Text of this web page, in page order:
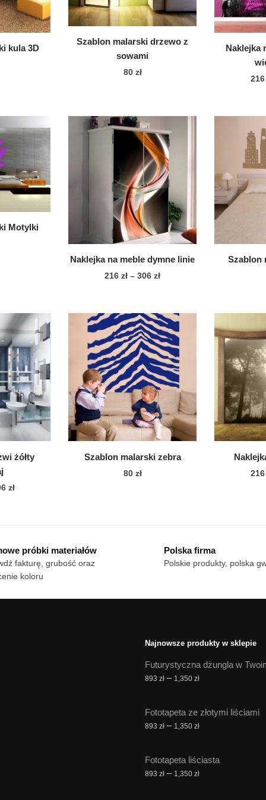
kula 3D
Szablon malarski drzewo z
sowami
80 zł
Naklejka
Motylki
Naklejka na meble dymne linie
216zł – 306złZakres
216 zł
do
306 zł
produkt
ma
wiele
wariantów.
Opcje
można
wybrać
na
stronie
Szablon
żółty
złZakres
306 zł
Szablon malarski zebra
80 zł
próbki materiałów
fakturę, grubość oraz
koloru
Polska firma
Polskie produkty, polska
Najnowsze produkty w sklepie
Futurystyczna dżungla w
893 zł – 1,350 złZakres
893 zł
do
Fototapeta ze złotymi liściami
893 zł – 1,350 złZakres
893 zł
do
Fototapeta liściasta
893 zł – 1,350 złZakres